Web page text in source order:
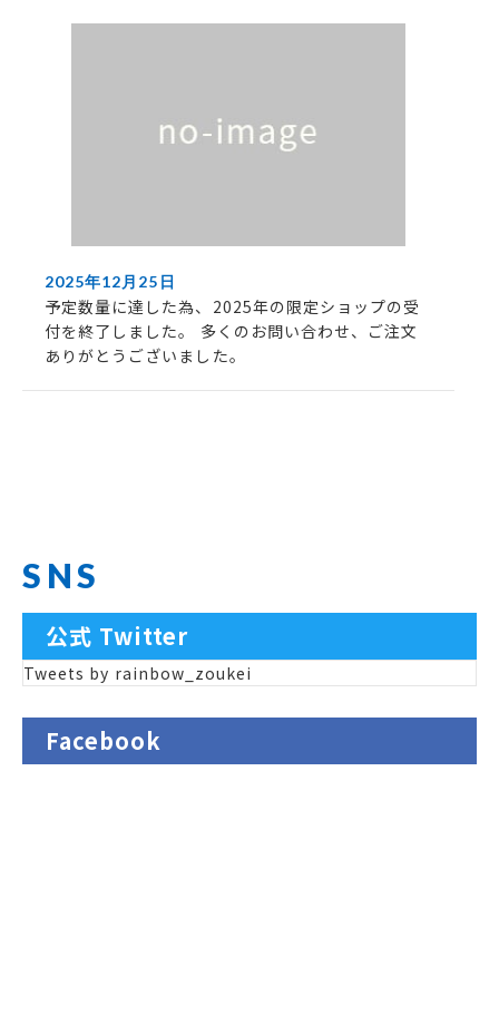
2025年12月25日
予定数量に達した為、2025年の限定ショップの受
付を終了しました。 多くのお問い合わせ、ご注文
ありがとうございました。
2025年11月23日
定の為 予定数量到達次第、予告なく終了とさせて
いただきます。
SNS
公式 Twitter
Tweets by rainbow_zoukei
Facebook